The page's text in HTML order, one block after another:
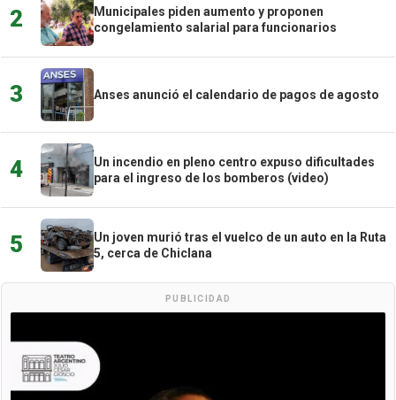
2
Municipales piden aumento y proponen
congelamiento salarial para funcionarios
3 Anses anunció el calendario de pagos de agosto
4
Un incendio en pleno centro expuso dificultades
para el ingreso de los bomberos (video)
5
Un joven murió tras el vuelco de un auto en la Ruta
5, cerca de Chiclana
PUBLICIDAD